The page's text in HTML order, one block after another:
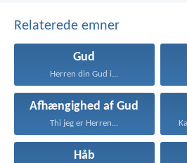
Relaterede emner
Gud
Herren din Gud i...
Afhængighed af Gud
Thi jeg er Herren...
Håb